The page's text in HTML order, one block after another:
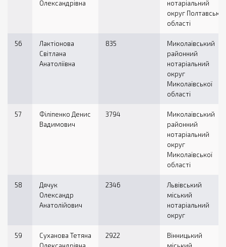
Олександрівна
нотаріальний
округ Полтавської
області
56
Лактіонова
Світлана
Анатоліївна
835
Миколаївський
районний
нотаріальний
округ
Миколаївської
області
57
Філіпенко Денис
Вадимович
3794
Миколаївський
районний
нотаріальний
округ
Миколаївської
області
58
Дячук
Олександр
Анатолійович
2346
Львівський
міський
нотаріальний
округ
59
Суханова Тетяна
2922
Вінницький